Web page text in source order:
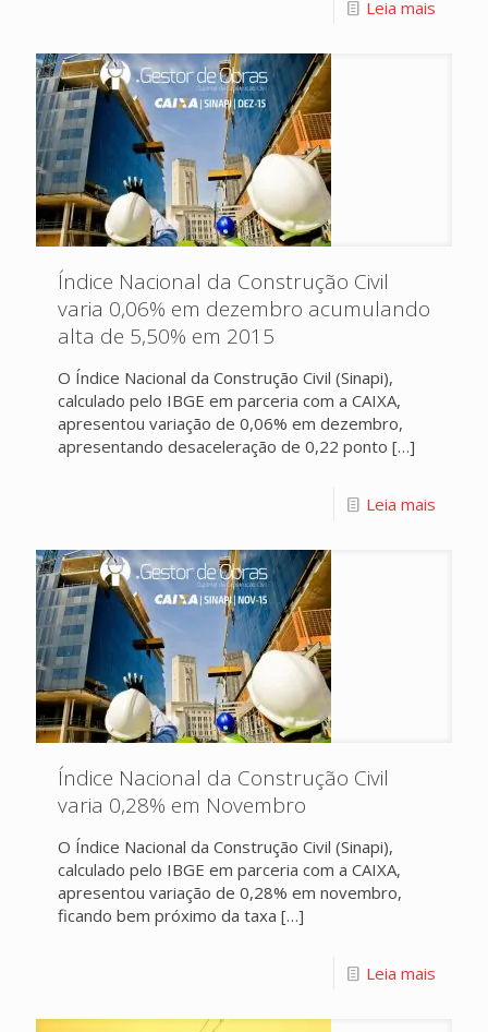
Leia mais
Índice Nacional da Construção Civil
varia 0,06% em dezembro acumulando
alta de 5,50% em 2015
O Índice Nacional da Construção Civil (Sinapi),
calculado pelo IBGE em parceria com a CAIXA,
apresentou variação de 0,06% em dezembro,
apresentando desaceleração de 0,22 ponto […]
Leia mais
Índice Nacional da Construção Civil
varia 0,28% em Novembro
O Índice Nacional da Construção Civil (Sinapi),
calculado pelo IBGE em parceria com a CAIXA,
apresentou variação de 0,28% em novembro,
ficando bem próximo da taxa […]
Leia mais